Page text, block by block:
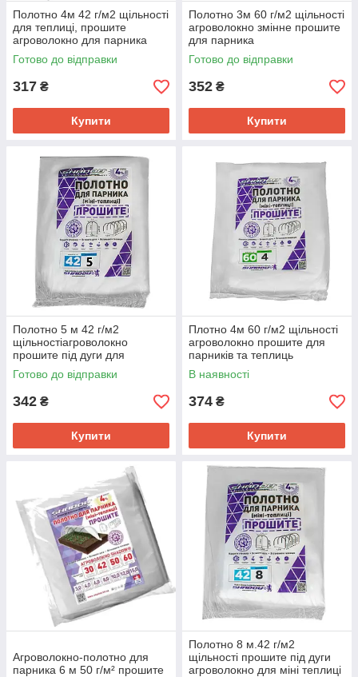
Полотно 4м 42 г/м2 щільності
для теплиці, прошите
агроволокно для парника
Готово до відправки
317 ₴
Купити
Полотно 3м 60 г/м2 щільності
агроволокно змінне прошите
для парника
Готово до відправки
352 ₴
Купити
Полотно 5 м 42 г/м2
щільностіагроволокно
прошите під дуги для
парника
Готово до відправки
342 ₴
Купити
Плотно 4м 60 г/м2 щільності
агроволокно прошите для
парників та теплиць
В наявності
374 ₴
Купити
Агроволокно-полотно для
парника 6 м 50 г/м² прошите
Полотно 8 м.42 г/м2
щільності прошите під дуги
агроволокно для міні теплиці